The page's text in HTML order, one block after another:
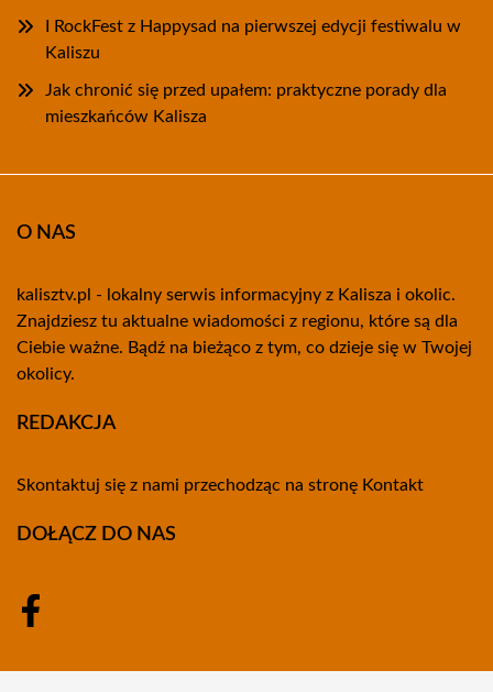
I RockFest z Happysad na pierwszej edycji festiwalu w
Kaliszu
Jak chronić się przed upałem: praktyczne porady dla
mieszkańców Kalisza
O NAS
kalisztv.pl - lokalny serwis informacyjny z Kalisza i okolic.
Znajdziesz tu aktualne wiadomości z regionu, które są dla
Ciebie ważne. Bądź na bieżąco z tym, co dzieje się w Twojej
okolicy.
REDAKCJA
Skontaktuj się z nami przechodząc na stronę Kontakt
DOŁĄCZ DO NAS